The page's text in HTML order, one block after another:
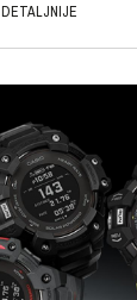
DETALJNIJE